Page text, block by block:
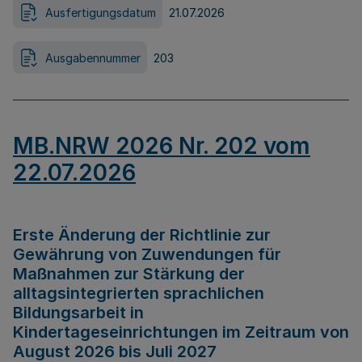
Ausfertigungsdatum 21.07.2026
Ausgabennummer 203
MB.NRW 2026 Nr. 202 vom
22.07.2026
Erste Änderung der Richtlinie zur
Gewährung von Zuwendungen für
Maßnahmen zur Stärkung der
alltagsintegrierten sprachlichen
Bildungsarbeit in
Kindertageseinrichtungen im Zeitraum von
August 2026 bis Juli 2027